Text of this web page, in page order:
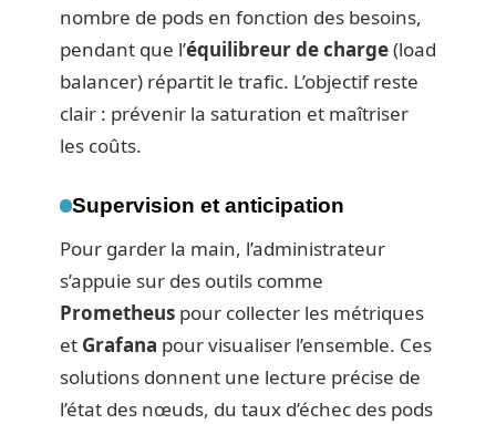
nombre de pods en fonction des besoins,
pendant que l’équilibreur de charge(load
balancer) répartit le trafic. L’objectif reste
clair : prévenir la saturation et maîtriser
les coûts.
Supervision et anticipation
Pour garder la main, l’administrateur
s’appuie sur des outils comme
Prometheus pour collecter les métriques
et Grafana pour visualiser l’ensemble. Ces
solutions donnent une lecture précise de
l’état des nœuds, du taux d’échec des pods